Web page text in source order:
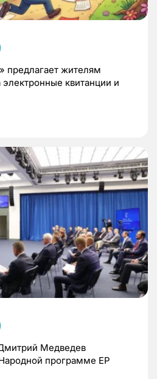
предлагает жителям
квитанции и
Медведев
программе ЕР